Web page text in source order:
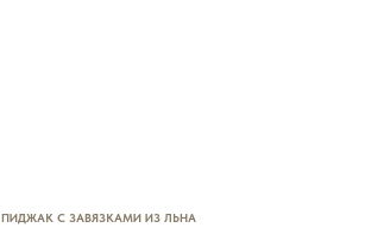
ПИДЖАК С ЗАВЯЗКАМИ ИЗ ЛЬНА